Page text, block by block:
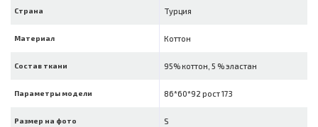
Страна Турция
Материал Коттон
Состав ткани 95% коттон, 5 % эластан
Параметры модели 86*60*92 рост 173
Размер на фото S